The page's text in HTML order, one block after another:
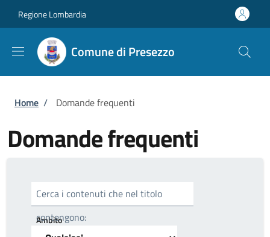
Regione Lombardia
Comune di Presezzo
Briciole di pane
Home / Domande frequenti
Domande frequenti
Cerca i contenuti che nel titolo
contengono:
Ambito